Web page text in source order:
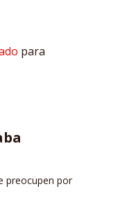
para
preocupen por